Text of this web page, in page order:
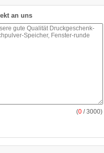
an uns
(0 / 3000)